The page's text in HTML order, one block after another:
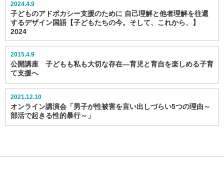
2024.4.9
子どものアドボカシー支援のために 自己理解と他者理解を往還
するデザイン国語【子どもたちの今。そして、これから、】
2024
2015.4.9
公開講座 子どもも私も大切な存在―育児と育自を楽しめる子育
て支援へ
2021.12.10
オンライン講演会「男子が性被害を言い出しづらい5つの理由～
部活で起きる性的暴行～」